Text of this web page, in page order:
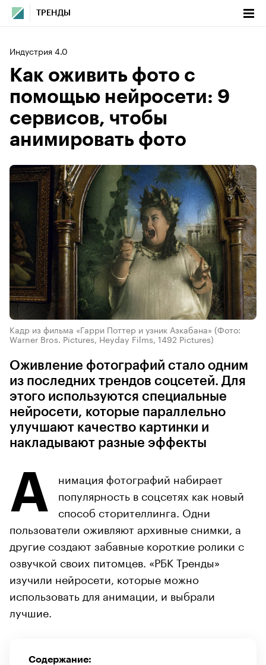
ТРЕНДЫ
Индустрия 4.0
Как оживить фото с
помощью нейросети: 9
сервисов, чтобы
анимировать фото
Кадр из фильма «Гарри Поттер и узник Азкабана» (Фото:
Warner Bros. Pictures, Heyday Films, 1492 Pictures)
Оживление фотографий стало одним
из последних трендов соцсетей. Для
этого используются специальные
нейросети, которые параллельно
улучшают качество картинки и
накладывают разные эффекты
А
нимация фотографий набирает
популярность в соцсетях как новый
способ сторителлинга. Одни
пользователи оживляют архивные снимки, а
другие создают забавные короткие ролики с
озвучкой своих питомцев. «РБК Тренды»
изучили нейросети, которые можно
использовать для анимации, и выбрали
лучшие.
Содержание: